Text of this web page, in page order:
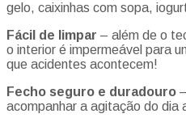
gelo, caixinhas com sopa,
Fácil de limpar – além de o
o interior é impermeável para
que acidentes acontecem!
Fecho seguro e duradouro
acompanhar a agitação do dia